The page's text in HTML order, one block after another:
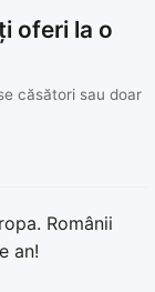
oferi la o
căsători sau doar